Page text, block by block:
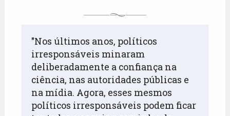
"Nos últimos anos, políticos
irresponsáveis minaram
deliberadamente a confiança na
ciência, nas autoridades públicas e
na mídia. Agora, esses mesmos
políticos irresponsáveis podem ficar